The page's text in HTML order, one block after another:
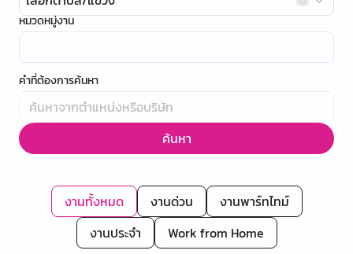
หมวดหมู่งาน
คำที่ต้องการค้นหา
ค้นหา
งานทั้งหมด งานด่วน
งานพาร์ทไทม์
งานประจำ
Work from Home